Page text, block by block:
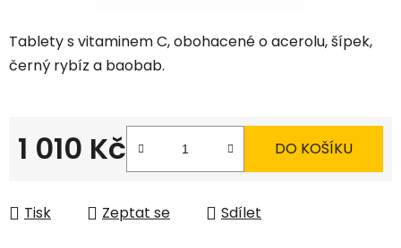
Tablety s vitaminem C, obohacené o acerolu, šípek,
černý rybíz a baobab.
1 010 Kč DO KOŠÍKU
Tisk Zeptat se Sdílet